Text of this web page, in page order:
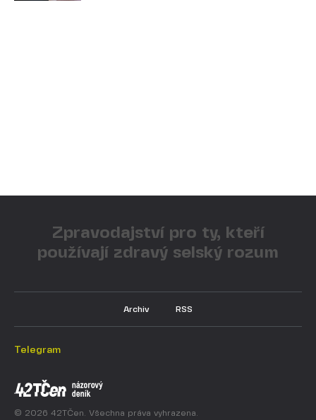
Zpravodajství pro ty, kteří
používají zdravý selský rozum
Archiv RSS
© 2026 42TČen. Všechna práva vyhrazena.
Telegram